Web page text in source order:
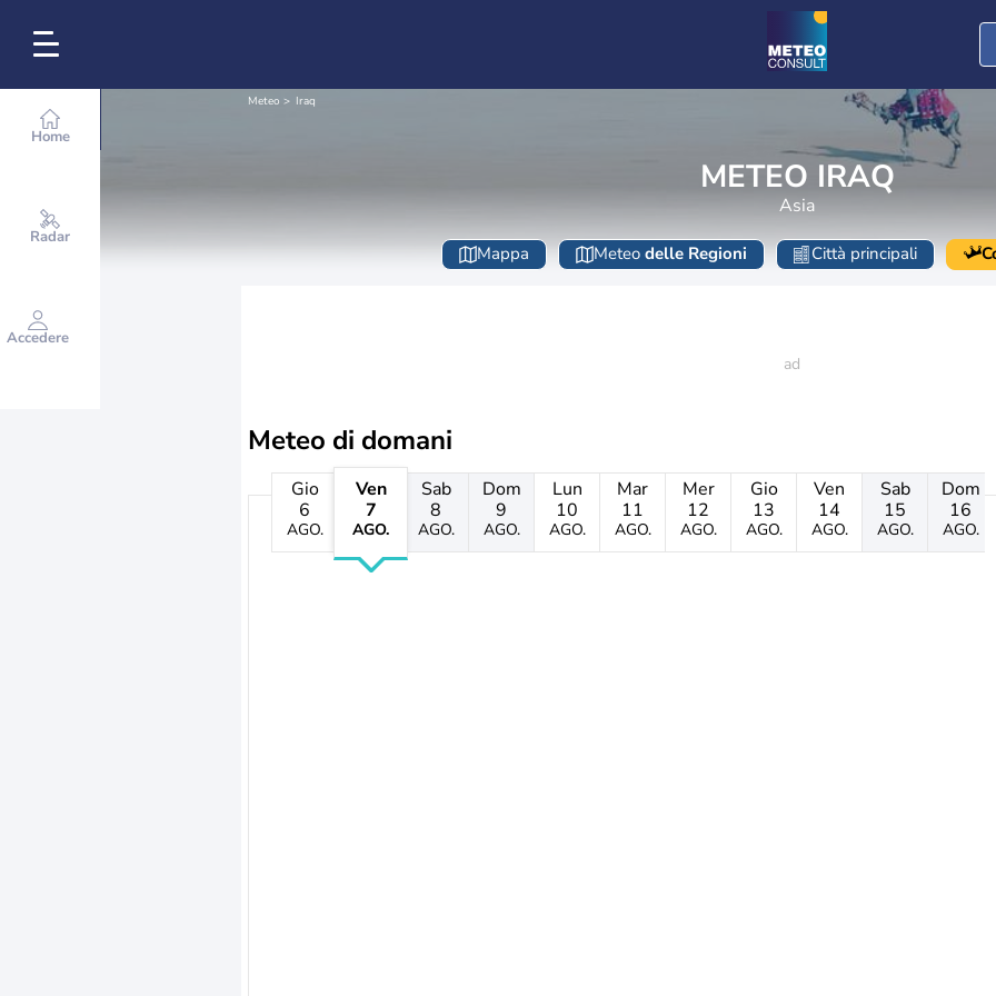
Home
Radar
Accedere
Meteo Iraq
METEO IRAQ
Asia
Mappa Meteo delle Regioni Città principali
Meteo di domani
Gio
6
AGO.
Ven
7
AGO.
Sab
8
AGO.
Dom
9
AGO.
Lun
10
AGO.
Mar
11
AGO.
Mer
12
AGO.
Gio
13
AGO.
Ven
14
AGO.
Sab
15
AGO.
Dom
16
AGO.